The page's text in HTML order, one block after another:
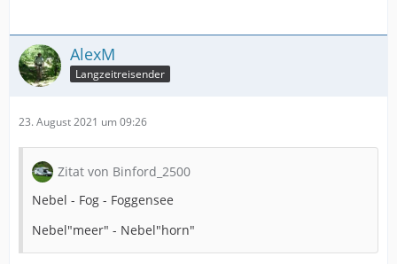
AlexM
Langzeitreisender
23. August 2021 um 09:26
Zitat von Binford_2500
Nebel - Fog - Foggensee
Nebel"meer" - Nebel"horn"